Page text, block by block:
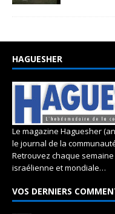
HAGUESHER
Le magazine Haguesher
le journal de la
Retrouvez chaque
israélienne et mondiale…
VOS DERNIERS